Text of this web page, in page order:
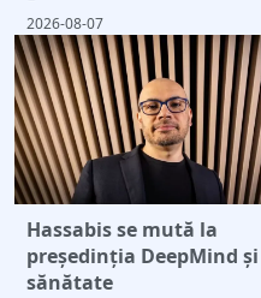
2026-08-07
Hassabis se mută la
președinția DeepMind și
sănătate